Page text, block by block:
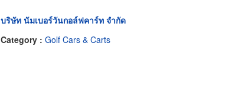
บริษัท นัมเบอร์วันกอล์ฟคาร์ท จำกัด
Category : Golf Cars & Carts